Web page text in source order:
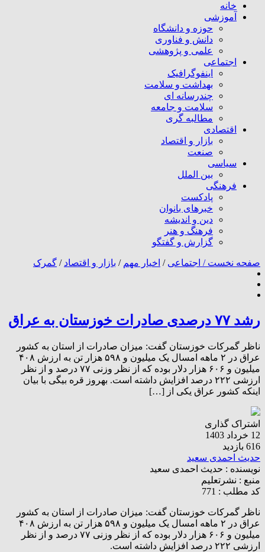
خانه
آموزشی
حوزه و دانشگاه
دانش و فناوری
علمی و پژوهشی
اجتماعی
اینفوگرافیک
بهداشت و سلامت
چندرسانه ای
سلامت و جامعه
مطالبه گری
اقتصادی
بازار و اقتصاد
صنعت
سیاسی
بین الملل
فرهنگی
پادکست
خبرهای بانوان
دین و اندیشه
فرهنگ و هنر
گزارش و گفتگو
صفحه نخست / اجتماعی / اخیار مهم / بازار و اقتصاد / گمرک
رشد ۷۷ درصدی صادرات خوزستان به عراق
ناظر گمرکات خوزستان گفت: میزان صادرات از استان به کشور
عراق در ۲ ماهه امسال یک میلیون و ۵۹۸ هزار تن به ارزش ۴۰۸
میلیون و ۶۰۶ هزار دلار بوده که از نظر وزنی ۷۷ درصد و از نظر
ارزشی ۲۲۲ درصد افزایش داشته است. بهروز قره بیگی با بیان
اینکه کشور عراق یکی از […]
اشتراک گذاری
12 خرداد 1403
616 بازدید
حدیث احمدی سعید
نویسنده : حدیث احمدی سعید
منبع : نشرتعلیم
کد مطلب : 771
ناظر گمرکات خوزستان گفت: میزان صادرات از استان به کشور
عراق در ۲ ماهه امسال یک میلیون و ۵۹۸ هزار تن به ارزش ۴۰۸
میلیون و ۶۰۶ هزار دلار بوده که از نظر وزنی ۷۷ درصد و از نظر
ارزشی ۲۲۲ درصد افزایش داشته است.